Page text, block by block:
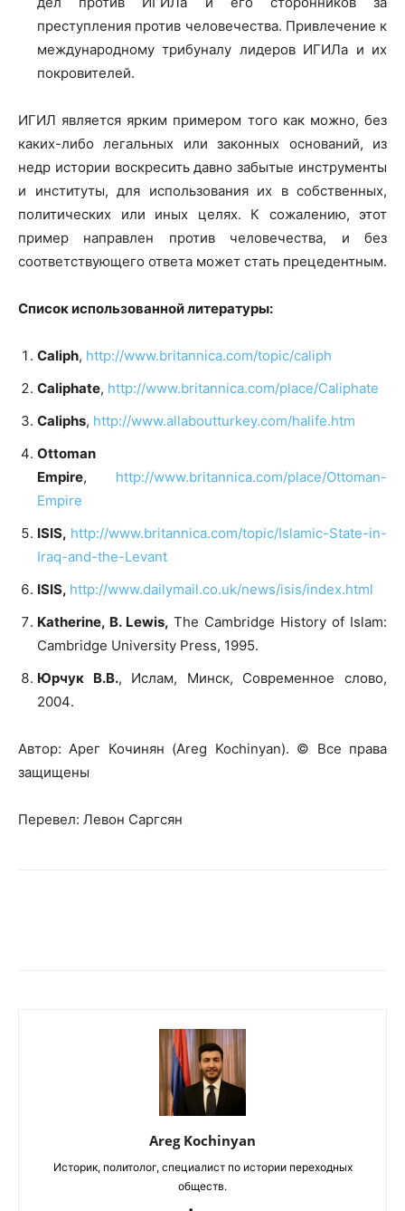
преступления против человечества. Привлечение к
международному трибуналу лидеров ИГИЛа и их
покровителей.
ИГИЛ является ярким примером того как можно, без
каких-либо легальных или законных оснований, из
недр истории воскресить давно забытые инструменты
и институты, для использования их в собственных,
политических или иных целях. К сожалению, этот
пример направлен против человечества, и без
соответствующего ответа может стать прецедентным.
Список использованной литературы:
Caliph, http://www.britannica.com/topic/caliph
Caliphate, http://www.britannica.com/place/Caliphate
Caliphs, http://www.allaboutturkey.com/halife.htm
Ottoman
Empire, http://www.britannica.com/place/Ottoman-
Empire
ISIS, http://www.britannica.com/topic/Islamic-State-in-
Iraq-and-the-Levant
ISIS, http://www.dailymail.co.uk/news/isis/index.html
Katherine, B. Lewis, The Cambridge History of Islam:
Cambridge University Press, 1995․
Юрчук В.В., Ислам, Минск, Современное слово,
2004․
Автор: Арег Кочинян (Areg Kochinyan). © Все права
защищены
Перевел: Левон Саргсян
Areg Kochinyan
Историк, политолог, специалист по истории переходных
обществ.